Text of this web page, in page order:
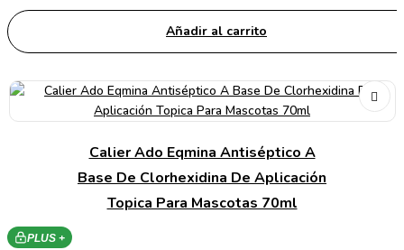
Añadir al carrito
Calier Ado Eqmina Antiséptico A
Base De Clorhexidina De Aplicación
Topica Para Mascotas 70ml
PLUS +